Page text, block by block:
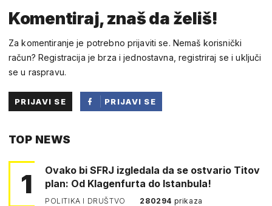
Komentiraj, znaš da želiš!
Za komentiranje je potrebno prijaviti se. Nemaš korisnički
račun? Registracija je brza i jednostavna, registriraj se i uključi
se u raspravu.
PRIJAVI SE
PRIJAVI SE
TOP NEWS
1
Ovako bi SFRJ izgledala da se ostvario Titov
plan: Od Klagenfurta do Istanbula!
POLITIKA I DRUŠTVO 280294 prikaza